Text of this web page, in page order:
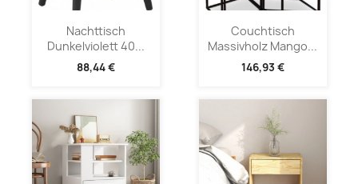
Nachttisch
Dunkelviolett 40...
88,44 €
Couchtisch
Massivholz Mango...
146,93 €